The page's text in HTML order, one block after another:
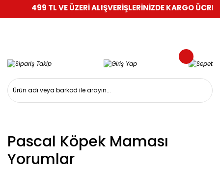
499 TL VE ÜZERİ ALIŞVERİŞLERİNİZDE KARGO
Pascal Köpek Maması
Yorumlar